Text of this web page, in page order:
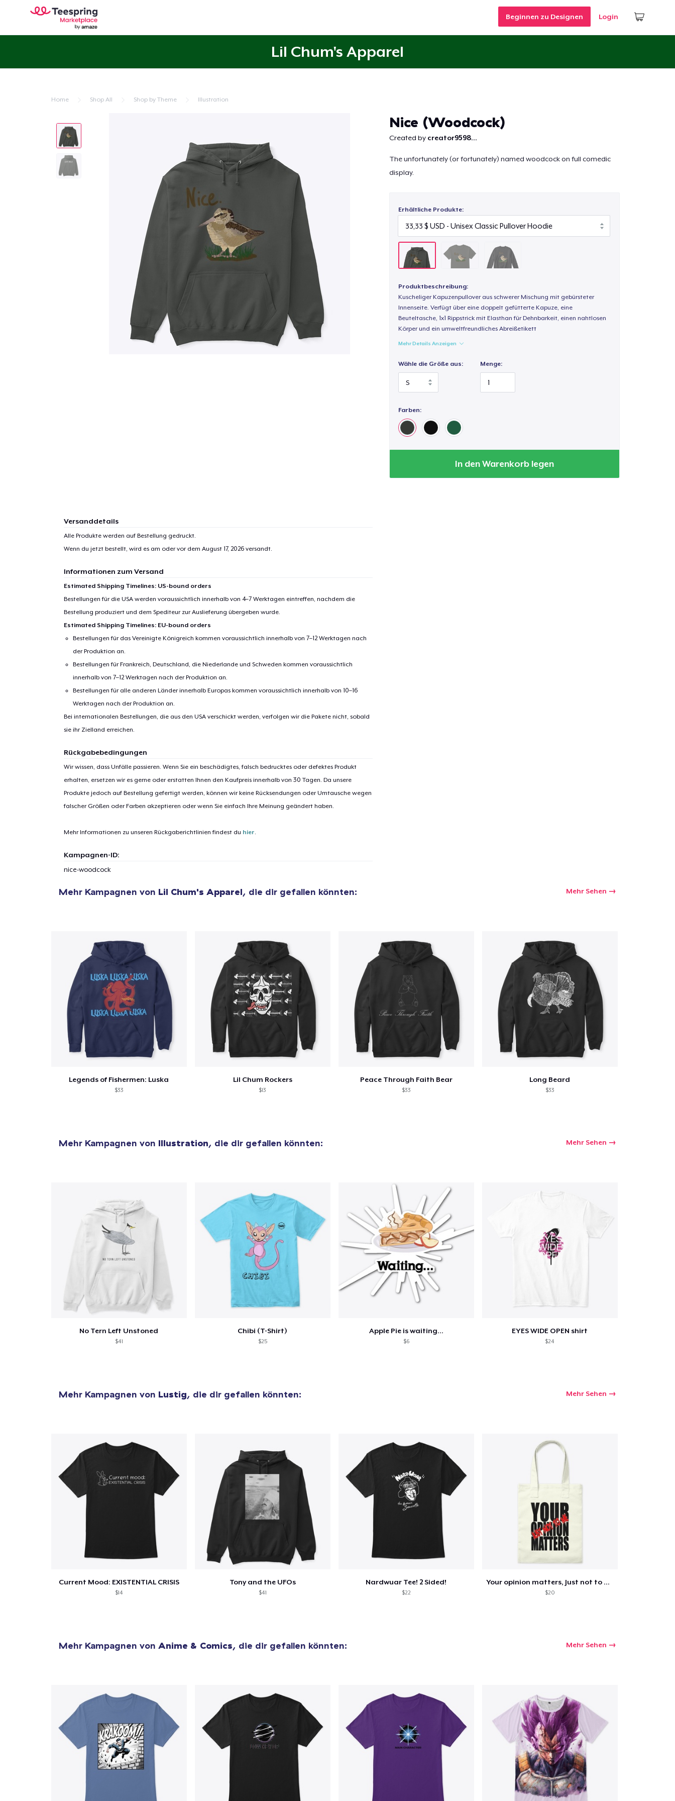
Beginnen zu Designen Login
Lil Chum's Apparel
Home Shop All Shop by Theme Illustration
Nice (Woodcock)
Created by creator9598...
The unfortunately (or fortunately) named woodcock on full comedic
display.
Erhältliche Produkte:
Produktbeschreibung:
Kuscheliger Kapuzenpullover aus schwerer Mischung mit gebürsteter
Innenseite. Verfügt über eine doppelt gefütterte Kapuze, eine
Beuteltasche, 1x1 Rippstrick mit Elasthan für Dehnbarkeit, einen nahtlosen
Körper und ein umweltfreundliches Abreißetikett
Mehr Details Anzeigen
Wähle die Größe aus: Menge:
Farben:
In den Warenkorb legen
Versanddetails
Alle Produkte werden auf Bestellung gedruckt.
Wenn du jetzt bestellt, wird es am oder vor dem August 17, 2026versandt.
Informationen zum Versand
Estimated Shipping Timelines: US-bound orders
Bestellungen für die USA werden voraussichtlich innerhalb von 4–7 Werktagen eintreffen, nachdem die
Bestellung produziert und dem Spediteur zur Auslieferung übergeben wurde.
Estimated Shipping Timelines: EU-bound orders
Bestellungen für das Vereinigte Königreich kommen voraussichtlich innerhalb von 7–12 Werktagen nach
der Produktion an.
Bestellungen für Frankreich, Deutschland, die Niederlande und Schweden kommen voraussichtlich
innerhalb von 7–12 Werktagen nach der Produktion an.
Bestellungen für alle anderen Länder innerhalb Europas kommen voraussichtlich innerhalb von 10–16
Werktagen nach der Produktion an.
Bei internationalen Bestellungen, die aus den USA verschickt werden, verfolgen wir die Pakete nicht, sobald
sie ihr Zielland erreichen.
Rückgabebedingungen
Wir wissen, dass Unfälle passieren. Wenn Sie ein beschädigtes, falsch bedrucktes oder defektes Produkt
erhalten, ersetzen wir es gerne oder erstatten Ihnen den Kaufpreis innerhalb von 30 Tagen. Da unsere
Produkte jedoch auf Bestellung gefertigt werden, können wir keine Rücksendungen oder Umtausche wegen
falscher Größen oder Farben akzeptieren oder wenn Sie einfach Ihre Meinung geändert haben.
Mehr Informationen zu unseren Rückgaberichtlinien findest du hier.
Kampagnen-ID:
nice-woodcock
Mehr Kampagnen von Lil Chum's Apparel, die dir gefallen könnten: Mehr Sehen
Legends of Fishermen: Luska
$33
Lil Chum Rockers
$13
Peace Through Faith Bear
$33
Long Beard
$33
Mehr Kampagnen von Illustration, die dir gefallen könnten: Mehr Sehen
No Tern Left Unstoned
$41
Chibi (T-Shirt)
$25
Apple Pie is waiting...
$6
EYES WIDE OPEN shirt
$24
Mehr Kampagnen von Lustig, die dir gefallen könnten: Mehr Sehen
Current Mood: EXISTENTIAL CRISIS
$14
Tony and the UFOs
$41
Nardwuar Tee! 2 Sided!
$22
Your opinion matters, Just not to me!
$20
Mehr Kampagnen von Anime & Comics, die dir gefallen könnten: Mehr Sehen
Zum Einkaufswagen
Zur Kasse gehen Weiter Einkaufen
Unisex Classic Pullover Hoodie